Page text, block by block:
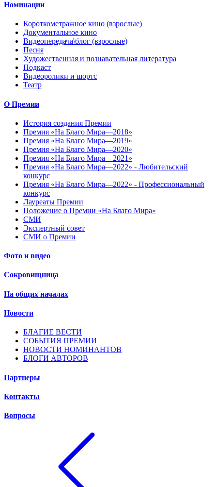
Номинации
Короткометражное кино (взрослые)
Документальное кино
Видеопередача\блог (взрослые)
Песня
Художественная и познавательная литература
Подкаст
Видеоролики и шортс
Театр
О Премии
История создания Премии
Премия «На Благо Мира—2018»
Премия «На Благо Мира—2019»
Премия «На Благо Мира—2020»
Премия «На Благо Мира—2021»
Премия «На Благо Мира—2022» - Любительский
конкурс
Премия «На Благо Мира—2022» - Профессиональный
конкурс
Лауреаты Премии
Положение о Премии «На Благо Мира»
СМИ
Экспертный совет
СМИ о Премии
Фото и видео
Сокровищница
На общих началах
Новости
БЛАГИЕ ВЕСТИ
СОБЫТИЯ ПРЕМИИ
НОВОСТИ НОМИНАНТОВ
БЛОГИ АВТОРОВ
Партнеры
Контакты
Вопросы